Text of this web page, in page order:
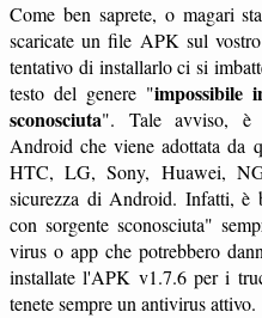
Come ben saprete, o magari
scaricate un file APK sul
tentativo di installarlo ci si
testo del genere "impossibile
sconosciuta". Tale avviso, è
Android che viene adottata da
HTC, LG, Sony, Huawei,
sicurezza di Android. Infatti, è
con sorgente sconosciuta"
virus o app che potrebbero
installate l'APK v1.7.6 per i
tenete sempre un antivirus attivo.